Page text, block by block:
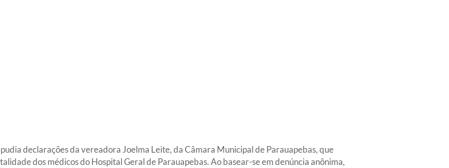
declarações da vereadora Joelma Leite, da Câmara Municipal de Parauapebas, que
dos médicos do Hospital Geral de Parauapebas. Ao basear-se em denúncia anônima,